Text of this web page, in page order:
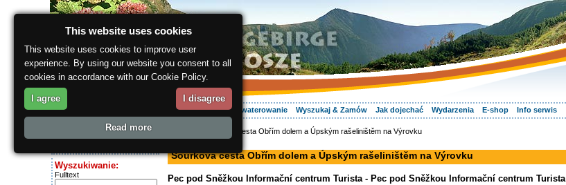
O regionie Wasz urlop Zakwaterowanie Wyszukaj & Zamów Jak dojechać Wydarzenia E-shop Info serwis
Dziś jest:
Wyszukiwanie:
Fulltext
> Šourkova cesta Obřím dolem a Úpským rašeliništěm na Výrovku
Šourkova cesta Obřím dolem a Úpským rašeliništěm na Výrovku
Pec pod Sněžkou Informační centrum Turista - Pec pod Sněžkou Informační centrum Turista
This website uses cookies
This website uses cookies to improve user
experience. By using our website you consent to all
cookies in accordance with our Cookie Policy.
I agree I disagree
Read more